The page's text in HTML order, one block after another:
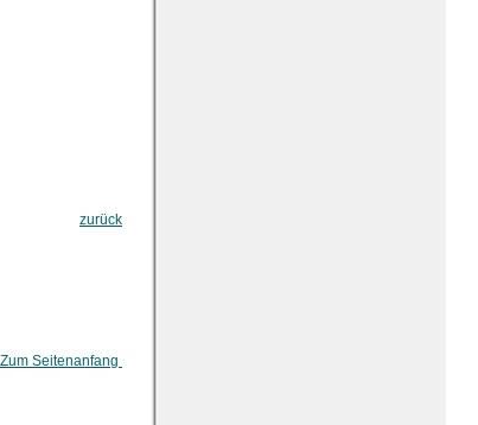
zurück
Zum Seitenanfang